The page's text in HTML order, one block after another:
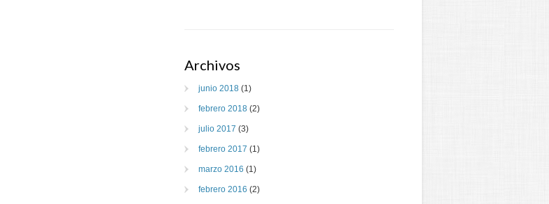
Archivos
junio 2018 (1)
febrero 2018 (2)
julio 2017 (3)
febrero 2017 (1)
marzo 2016 (1)
febrero 2016 (2)